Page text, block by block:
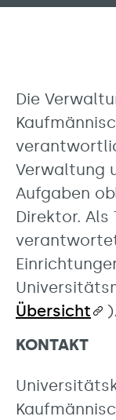
Die
Verwaltung
Aufgaben
Direktor. Als
Übersicht
).
KONTAKT